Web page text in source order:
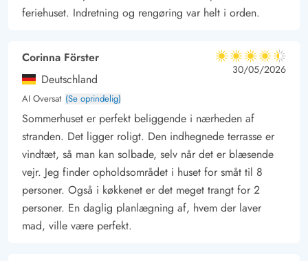
alt indbyder dette sommerhus til flere skønne timer med
afslapning og nærvær med familien.
feriehuset. Indretning og rengøring var helt i orden.
Corinna Förster
Deutschland
AI Oversat (Se oprindelig)
4.5 ud af 5
4.5 ud af 5
4.5 out of 5
30/05/2026
Sommerhuset er perfekt beliggende i nærheden af
stranden. Det ligger roligt. Den indhegnede terrasse er
vindtæt, så man kan solbade, selv når det er blæsende
vejr. Jeg finder opholdsområdet i huset for småt til 8
personer. Også i køkkenet er det meget trangt for 2
personer. En daglig planlægning af, hvem der laver
mad, ville være perfekt.